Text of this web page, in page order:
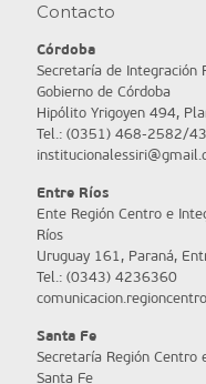
Contacto
Córdoba
Secretaría de Integración
Gobierno de Córdoba
Hipólito Yrigoyen 494,
Tel.: (0351) 468-2582/
Entre Ríos
Ente Región Centro e
Ríos
Uruguay 161, Paraná,
Tel.: (0343) 4236360
Santa Fe
Secretaría Región Centro
Santa Fe